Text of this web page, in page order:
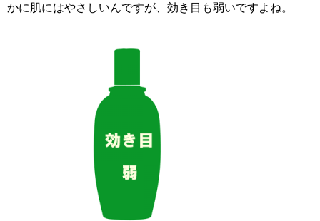
かに肌にはやさしいんですが、効き目も弱いですよね。